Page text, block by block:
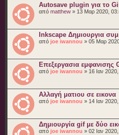
Autosave plugin για το
από matthew » 13 Μαρ 2020,
Inkscape Δημιουργια
από joe iwannou » 05 Μαρ
Επεξεργασια εμφανισης
από joe iwannou » 16 Ιαν
Αλλαγή ματιου σε εικονα
από joe iwannou » 14 Ιαν
Δημιουργία gif με δύο
από joe iwannou » 02 Ιαν